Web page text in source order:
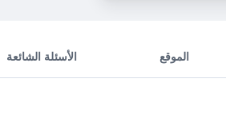
الموقع الأسئلة الشائعة